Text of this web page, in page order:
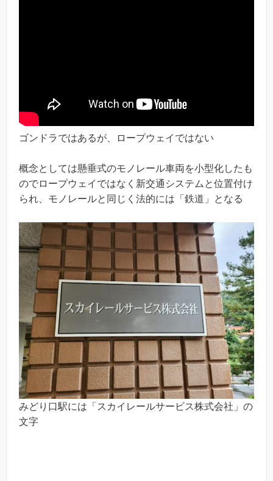
ゴンドラではあるが、ロープウェイではない
概念としては懸垂式のモノレール車両を小型化したも
のでロープウェイではなく新交通システムと位置付け
られ、モノレールと同じく法的には「鉄道」となる
みどり口駅には「スカイレールサービス株式会社」の
文字